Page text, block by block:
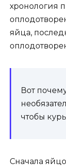
хронология
яйца,
Вот
чтобы
Сначала